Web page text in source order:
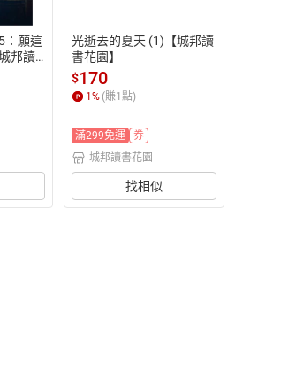
：願這
邦讀
光逝去的夏天 (1)【城邦讀
書花園】
$170
1% (賺1點)
滿299免運
券
城邦讀書花園
找相似